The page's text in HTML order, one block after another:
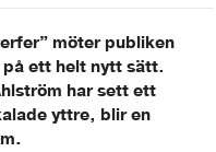
möter publiken
ett helt nytt sätt.
har sett ett
yttre, blir en